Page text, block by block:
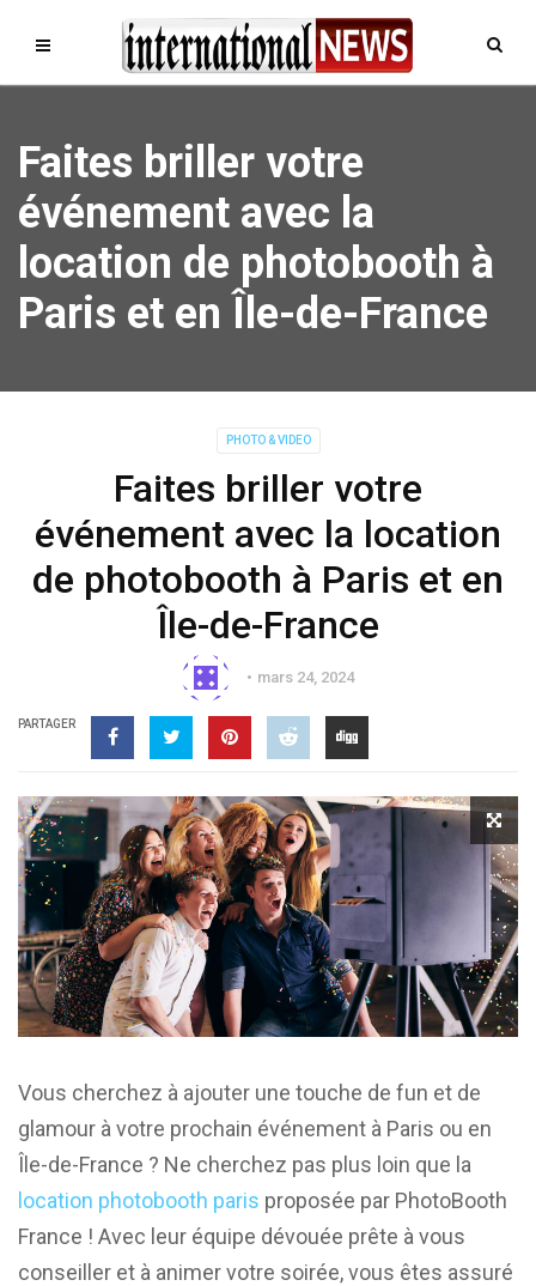
Faites briller votre
événement avec la
location de photobooth à
Paris et en Île-de-France
PHOTO & VIDEO
Faites briller votre
événement avec la location
de photobooth à Paris et en
Île-de-France
mars 24, 2024
PARTAGER
Vous cherchez à ajouter une touche de fun et de
glamour à votre prochain événement à Paris ou en
Île-de-France ? Ne cherchez pas plus loin que la
location photobooth paris proposée par PhotoBooth
France ! Avec leur équipe dévouée prête à vous
conseiller et à animer votre soirée, vous êtes assuré